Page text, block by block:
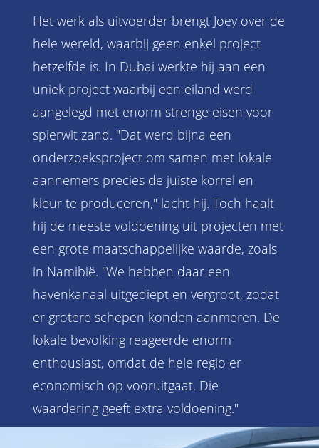
Het werk als uitvoerder brengt Joey over de
hele wereld, waarbij geen enkel project
hetzelfde is. In Dubai werkte hij aan een
uniek project waarbij een eiland werd
aangelegd met enorm strenge eisen voor
spierwit zand. "Dat werd bijna een
onderzoeksproject om samen met lokale
aannemers precies de juiste korrel en
kleur te produceren," lacht hij. Toch haalt
hij de meeste voldoening uit projecten met
een grote maatschappelijke waarde, zoals
in Namibië. "We hebben daar een
havenkanaal uitgediept en vergroot, zodat
er grotere schepen konden aanmeren. De
lokale bevolking reageerde enorm
enthousiast, omdat de hele regio er
economisch op vooruitgaat. Die
waardering geeft extra voldoening."